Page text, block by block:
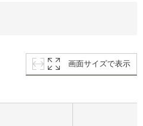
画面サイズで表示